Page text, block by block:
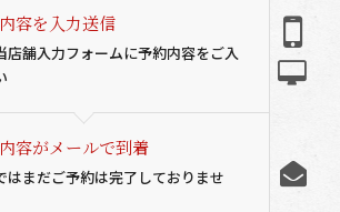
容を入力送信
店舗入力フォームに予約内容をご入
容がメールで到着
はまだご予約は完了しておりませ